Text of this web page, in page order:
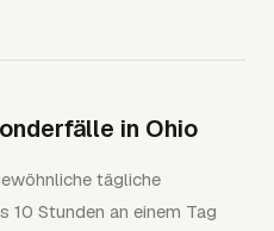
in Ohio
tägliche
10 Stunden an einem Tag